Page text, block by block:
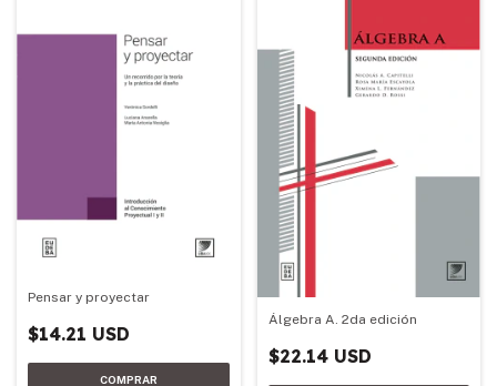
Pensar y proyectar
$14.21 USD
Álgebra A. 2da edición
$22.14 USD